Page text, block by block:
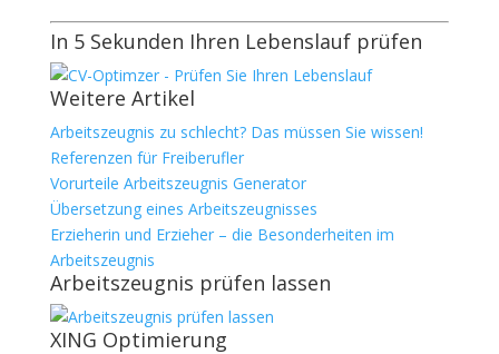
In 5 Sekunden Ihren Lebenslauf prüfen
Weitere Artikel
Arbeitszeugnis zu schlecht? Das müssen Sie wissen!
Referenzen für Freiberufler
Vorurteile Arbeitszeugnis Generator
Übersetzung eines Arbeitszeugnisses
Erzieherin und Erzieher – die Besonderheiten im
Arbeitszeugnis
Arbeitszeugnis prüfen lassen
XING Optimierung